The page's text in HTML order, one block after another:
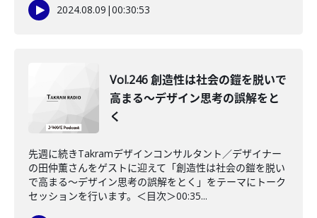
2024.08.09 |00:30:53
Vol.246 創造性は社会の鎧を脱いで
高まる〜デザイン思考の誤解をと
く
先週に続きTakramデザインコンサルタント／デザイナー
の田仲薫さんをゲストに迎えて「創造性は社会の鎧を脱い
で高まる〜デザイン思考の誤解をとく」をテーマにトーク
セッションを行います。＜目次＞00:35...